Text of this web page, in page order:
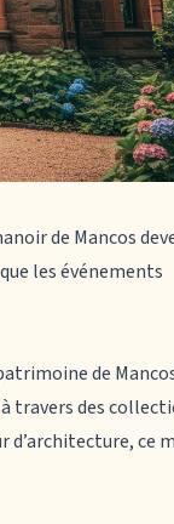
de Mancos
les événements
de
travers des
d’architecture, ce